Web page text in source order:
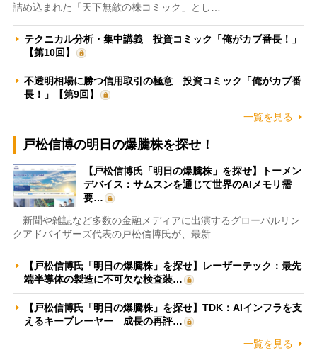
詰め込まれた「天下無敵の株コミック」とし…
テクニカル分析・集中講義 投資コミック「俺がカブ番長！」
【第10回】
不透明相場に勝つ信用取引の極意 投資コミック「俺がカブ番
長！」【第9回】
一覧を見る
戸松信博の明日の爆騰株を探せ！
【戸松信博氏「明日の爆騰株」を探せ】トーメン
デバイス：サムスンを通じて世界のAIメモリ需
要…
新聞や雑誌など多数の金融メディアに出演するグローバルリン
クアドバイザーズ代表の戸松信博氏が、最新…
【戸松信博氏「明日の爆騰株」を探せ】レーザーテック：最先
端半導体の製造に不可欠な検査装…
【戸松信博氏「明日の爆騰株」を探せ】TDK：AIインフラを支
えるキープレーヤー 成長の再評…
一覧を見る